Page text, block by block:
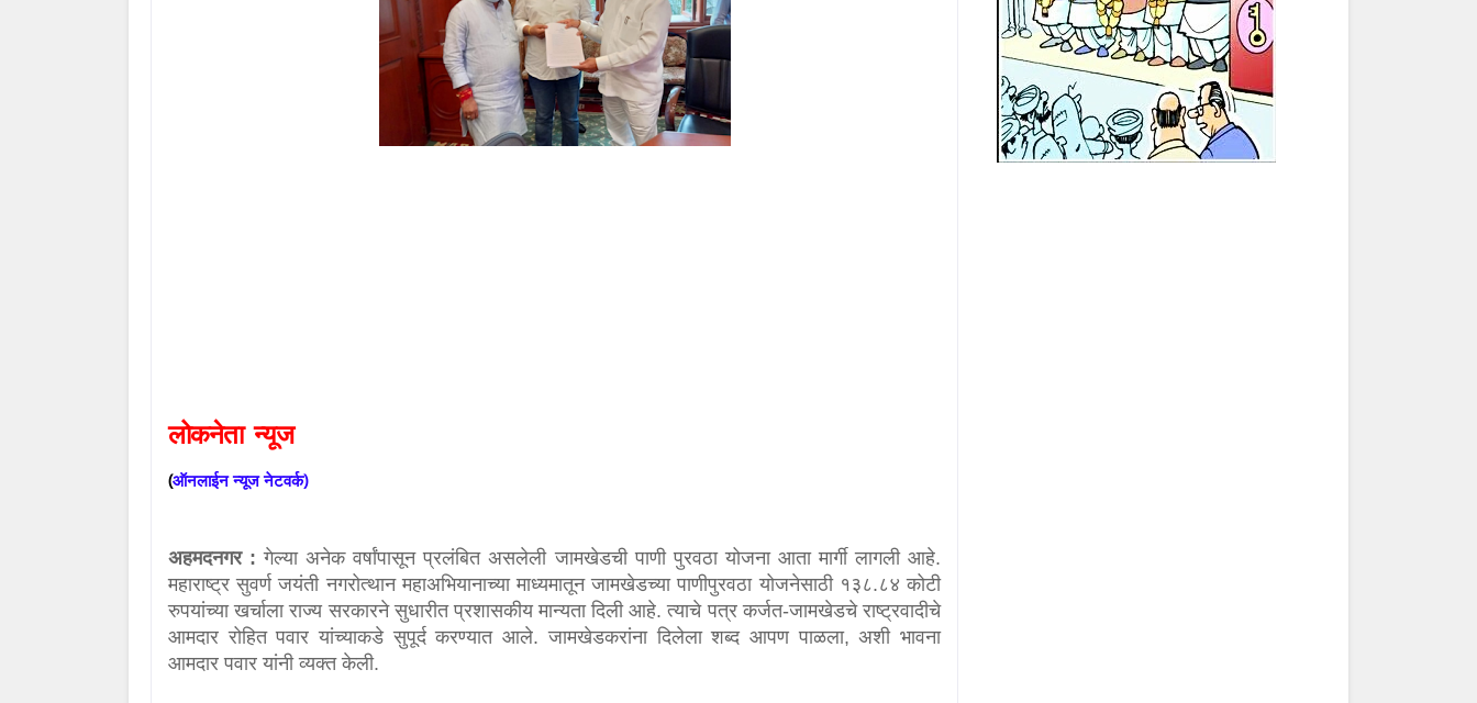
लोकनेता न्यूज
(ऑनलाईन न्यूज नेटवर्क)
अहमदनगर : गेल्या अनेक वर्षांपासून प्रलंबित असलेली जामखेडची पाणी पुरवठा योजना आता मार्गी लागली आहे.
महाराष्ट्र सुवर्ण जयंती नगरोत्थान महाअभियानाच्या माध्यमातून जामखेडच्या पाणीपुरवठा योजनेसाठी १३८.८४ कोटी
रुपयांच्या खर्चाला राज्य सरकारने सुधारीत प्रशासकीय मान्यता दिली आहे. त्याचे पत्र कर्जत-जामखेडचे राष्ट्रवादीचे
आमदार रोहित पवार यांच्याकडे सुपूर्द करण्यात आले. जामखेडकरांना दिलेला शब्द आपण पाळला,अशी भावना
आमदार पवार यांनी व्यक्त केली.